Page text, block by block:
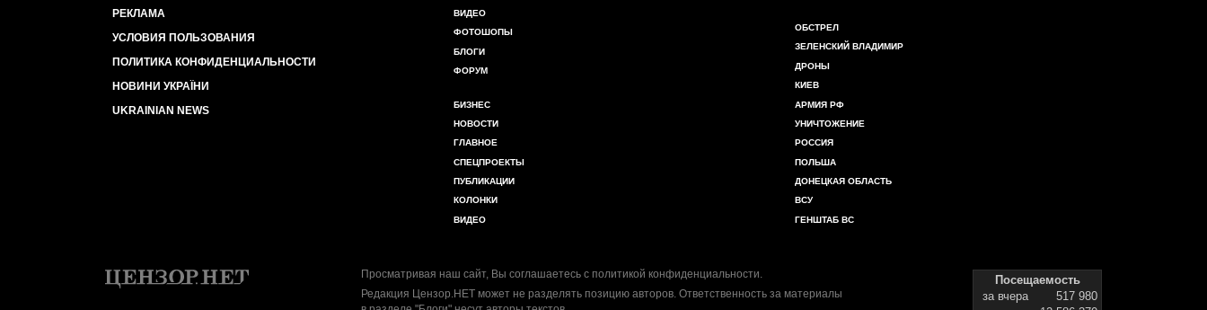
РЕКЛАМА
УСЛОВИЯ ПОЛЬЗОВАНИЯ
ПОЛИТИКА КОНФИДЕНЦИАЛЬНОСТИ
НОВИНИ УКРАЇНИ
UKRAINIAN NEWS
ВИДЕО
ФОТОШОПЫ
БЛОГИ
ФОРУМ
БИЗНЕС
НОВОСТИ
ГЛАВНОЕ
СПЕЦПРОЕКТЫ
ПУБЛИКАЦИИ
КОЛОНКИ
ВИДЕО
ОБСТРЕЛ
ЗЕЛЕНСКИЙ ВЛАДИМИР
ДРОНЫ
КИЕВ
АРМИЯ РФ
УНИЧТОЖЕНИЕ
РОССИЯ
ПОЛЬША
ДОНЕЦКАЯ ОБЛАСТЬ
ВСУ
ГЕНШТАБ ВС
Просматривая наш сайт, Вы соглашаетесь с политикой конфиденциальности.
Редакция Цензор.НЕТ может не разделять позицию авторов. Ответственность за материалы
Посещаемость
за вчера
517 980